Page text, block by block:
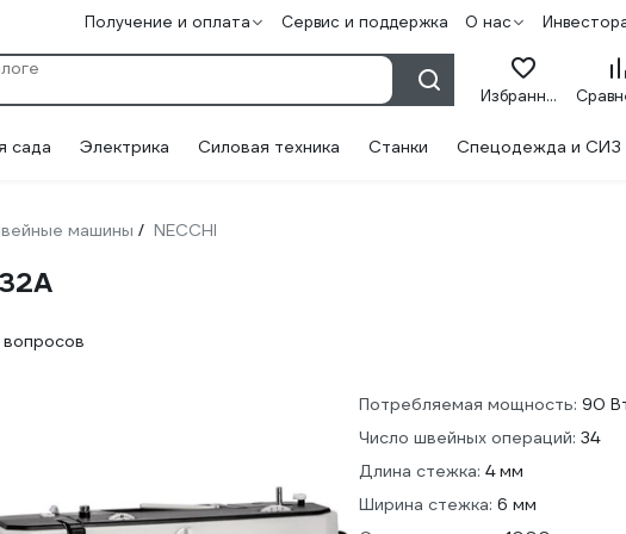
Получение и оплата Сервис и поддержка О нас
Избранное
сада Электрика Силовая техника Станки Спецодежда и СИЗ
машины / NECCHI
вопросов
Потребляемая мощность: 90
Число швейных операций: 34
Длина стежка: 4 мм
Ширина стежка: 6 мм